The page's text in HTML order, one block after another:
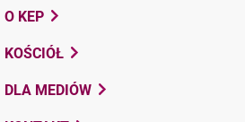
O KEP
KOŚCIÓŁ
DLA MEDIÓW